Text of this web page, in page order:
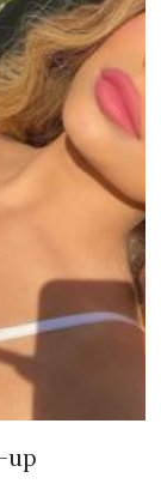
up